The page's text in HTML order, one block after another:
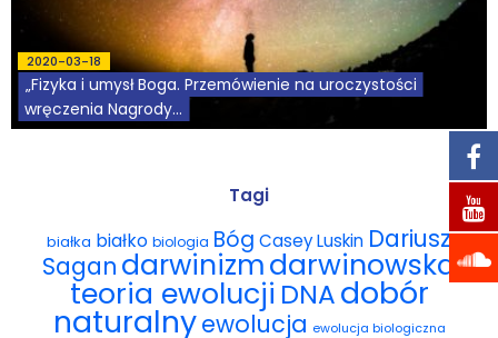
Podcasty
Filmy
FAQ
Kontakt
2020-03-18
„Fizyka i umysł Boga. Przemówienie na uroczystości
wręczenia Nagrody...
Tagi
białka białko biologia Bóg Casey Luskin Dariusz
Sagan darwinizmdarwinowska
teoria ewolucji DNAdobór
naturalnyewolucja ewolucja biologiczna